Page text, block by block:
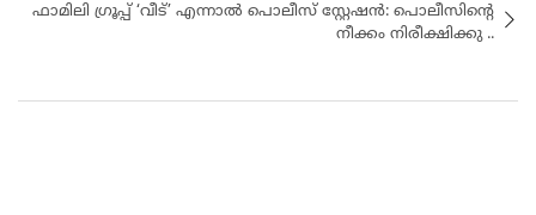
ഫാമിലി ഗ്രൂപ്പ് ‘വീട്’ എന്നാൽ പൊലീസ് സ്റ്റേഷൻ: പൊലീസിൻ്റെ
നീക്കം നിരീക്ഷിക്കു ..